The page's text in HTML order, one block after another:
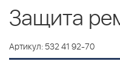
Защита
Артикул: 532 41 92-70